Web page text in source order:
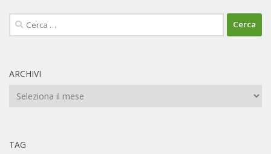
Ricerca
per:
ARCHIVI
Archivi
TAG